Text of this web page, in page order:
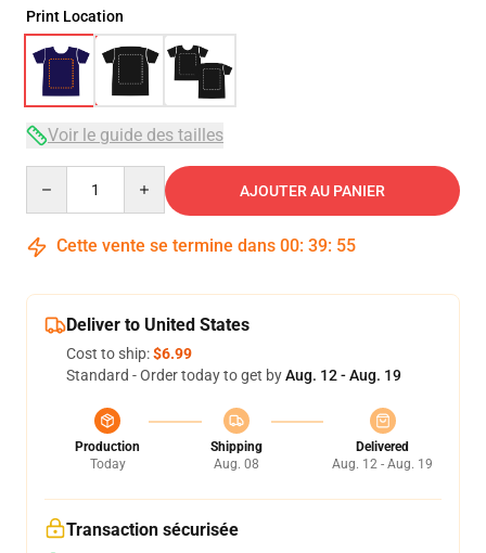
Print Location
Voir le guide des tailles
AJOUTER AU PANIER
Cette vente se termine dans 00: 39: 54
Deliver to United States
Cost to ship:$6.99
Standard - Order today to get byAug. 12 - Aug. 19
Production
Today
Shipping
Aug. 08
Delivered
Aug. 12 - Aug. 19
Transaction sécurisée